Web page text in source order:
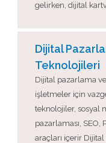
gelirken, dijital
Dijital
Teknolojileri
Dijital pazarlama
işletmeler için
teknolojiler, sosyal
pazarlaması, SEO,
araçları içerir